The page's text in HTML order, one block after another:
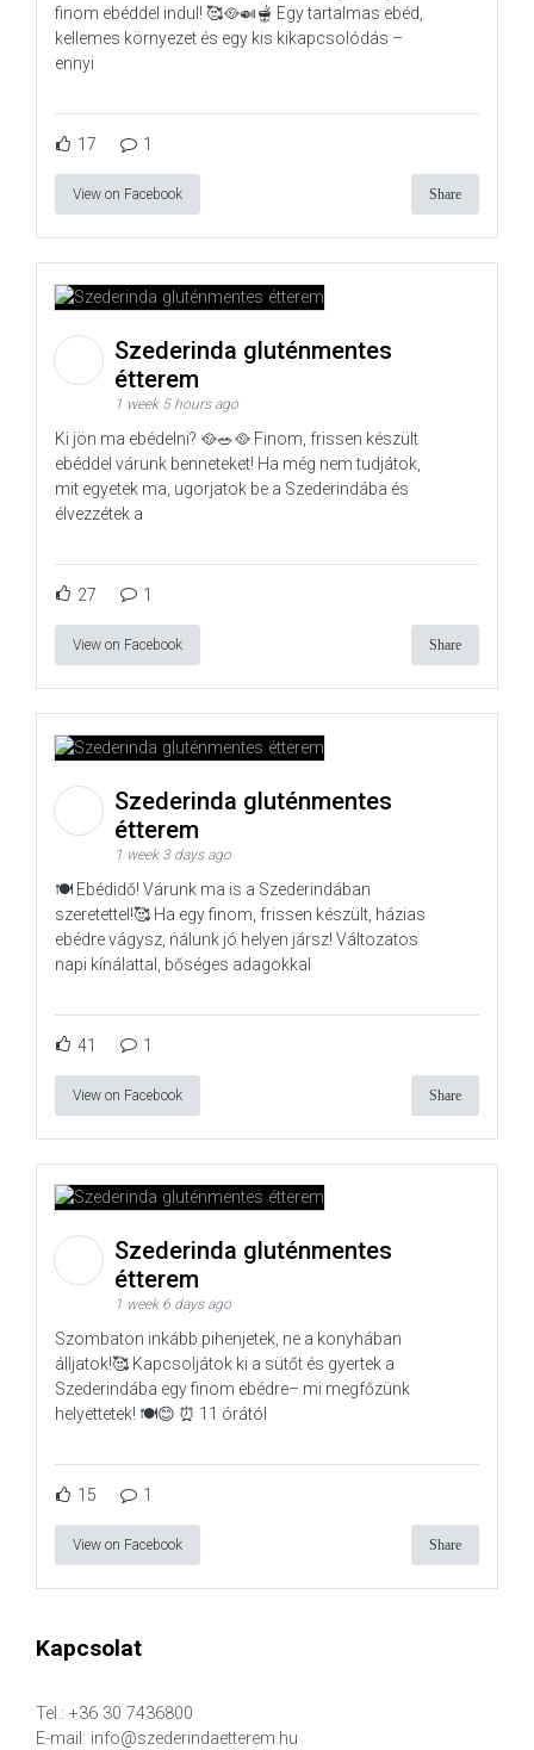
finom ebéddel indul! 🥰🥘🍛🫕 Egy tartalmas ebéd,
kellemes környezet és egy kis kikapcsolódás –
ennyi
17 1
View on Facebook Share
Szederinda gluténmentes
étterem
1 week 5 hours ago
Ki jön ma ebédelni? 🥘🥗🥘 Finom, frissen készült
ebéddel várunk benneteket! Ha még nem tudjátok,
mit egyetek ma, ugorjatok be a Szederindába és
élvezzétek a
27 1
View on Facebook Share
Szederinda gluténmentes
étterem
1 week 3 days ago
🍽️ Ebédidő! Várunk ma is a Szederindában
szeretettel!🥰 Ha egy finom, frissen készült, házias
ebédre vágysz, nálunk jó helyen jársz! Változatos
napi kínálattal, bőséges adagokkal
41 1
View on Facebook Share
Szederinda gluténmentes
étterem
1 week 6 days ago
Szombaton inkább pihenjetek, ne a konyhában
álljatok!🥰 Kapcsoljátok ki a sütőt és gyertek a
Szederindába egy finom ebédre– mi megfőzünk
helyettetek! 🍽️😊 ⏰ 11 órától
15 1
View on Facebook Share
Kapcsolat
Tel.: +36 30 7436800
E-mail: info@szederindaetterem.hu